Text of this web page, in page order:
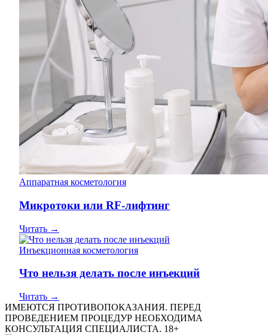
Аппаратная косметология
Микротоки или RF-лифтинг
Читать →
Инъекционная косметология
Что нельзя делать после инъекций
Читать →
ИМЕЮТСЯ ПРОТИВОПОКАЗАНИЯ. ПЕРЕД
ПРОВЕДЕНИЕМ ПРОЦЕДУР НЕОБХОДИМА
КОНСУЛЬТАЦИЯ СПЕЦИАЛИСТА. 18+